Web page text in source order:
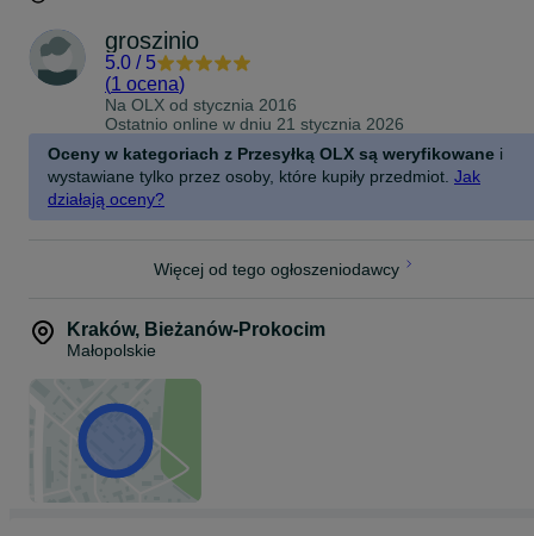
groszinio
5.0 / 5
(1 ocena)
Na OLX od stycznia 2016
Ostatnio online w dniu 21 stycznia 2026
Oceny w kategoriach z Przesyłką OLX są weryfikowane i
wystawiane tylko przez osoby, które kupiły przedmiot. Jak
działają oceny?
Więcej od tego ogłoszeniodawcy
Kraków, Bieżanów-Prokocim
Małopolskie